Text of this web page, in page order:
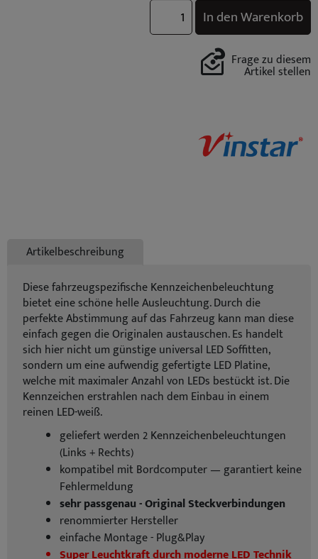
In den Warenkorb
Frage zu diesem
Artikel stellen
Artikelbeschreibung
Diese fahrzeugspezifische Kennzeichenbeleuchtung
bietet eine schöne helle Ausleuchtung. Durch die
perfekte Abstimmung auf das Fahrzeug kann man diese
einfach gegen die Originalen austauschen. Es handelt
sich hier nicht um günstige universal LED Soffitten,
sondern um eine aufwendig gefertigte LED Platine,
welche mit maximaler Anzahl von LEDs bestückt ist. Die
Kennzeichen erstrahlen nach dem Einbau in einem
reinen LED-weiß.
geliefert werden 2 Kennzeichenbeleuchtungen
(Links + Rechts)
kompatibel mit Bordcomputer — garantiert keine
Fehlermeldung
sehr passgenau - Original Steckverbindungen
renommierter Hersteller
einfache Montage - Plug&Play
Super Leuchtkraft durch moderne LED Technik